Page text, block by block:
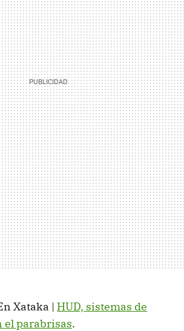
Xataka | HUD, sistemas de
parabrisas.